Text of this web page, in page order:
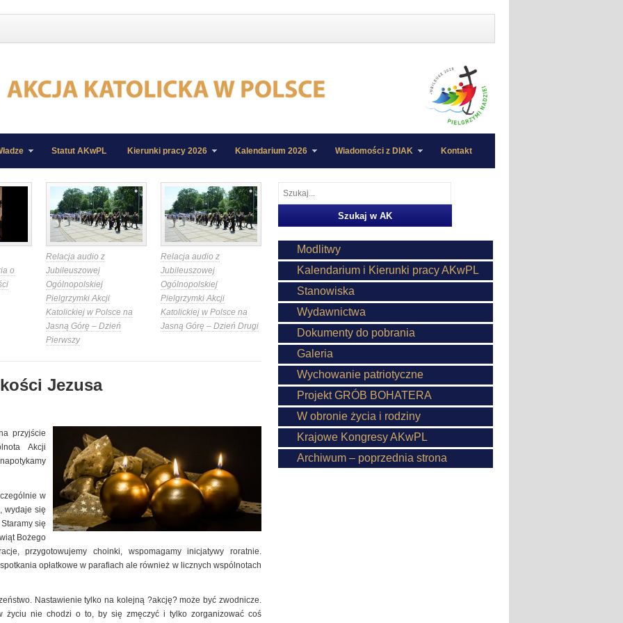
Statut AKwPL Kierunki pracy 2026 Kalendarium 2026 Wiadomości z DIAK Kontakt
o
Relacja audio z
Jubileuszowej
Ogólnopolskiej
Pielgrzymki Akcji
Katolickiej w Polsce na
Jasną Górę – Dzień
Pierwszy
Relacja audio z
Jubileuszowej
Ogólnopolskiej
Pielgrzymki Akcji
Katolickiej w Polsce na
Jasną Górę – Dzień Drugi
Jezusa
przyjście
Akcji
w
wydaje się
się
Bożego
przygotowujemy choinki, wspomagamy inicjatywy roratnie.
opłatkowe w parafiach ale również w licznych wspólnotach
Nastawienie tylko na kolejną ?akcję? może być zwodnicze.
życiu nie chodzi o to, by się zmęczyć i tylko zorganizować coś
Modlitwy
Kalendarium i Kierunki pracy AKwPL
Stanowiska
Wydawnictwa
Dokumenty do pobrania
Galeria
Wychowanie patriotyczne
Projekt GRÓB BOHATERA
W obronie życia i rodziny
Krajowe Kongresy AKwPL
Archiwum – poprzednia strona